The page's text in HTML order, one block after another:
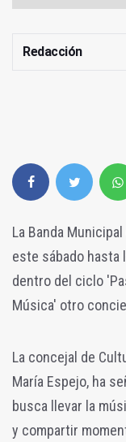
Redacción
La Banda
este sábado hasta
dentro del ciclo
Música' otro
La concejal de
María Espejo, ha
busca llevar la
y compartir